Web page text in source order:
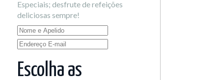
Especiais; desfrute de refeições
deliciosas sempre!
Escolha as